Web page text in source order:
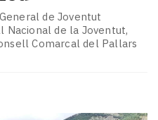
de Joventut
de la Joventut,
Comarcal del Pallars